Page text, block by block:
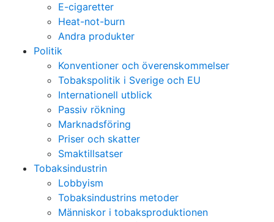
E-cigaretter
Heat-not-burn
Andra produkter
Politik
Konventioner och överenskommelser
Tobakspolitik i Sverige och EU
Internationell utblick
Passiv rökning
Marknadsföring
Priser och skatter
Smaktillsatser
Tobaksindustrin
Lobbyism
Tobaksindustrins metoder
Människor i tobaksproduktionen